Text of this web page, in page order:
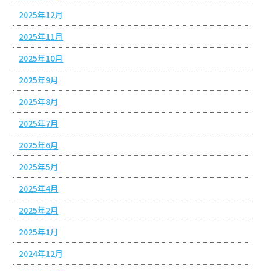
2025年12月
2025年11月
2025年10月
2025年9月
2025年8月
2025年7月
2025年6月
2025年5月
2025年4月
2025年2月
2025年1月
2024年12月